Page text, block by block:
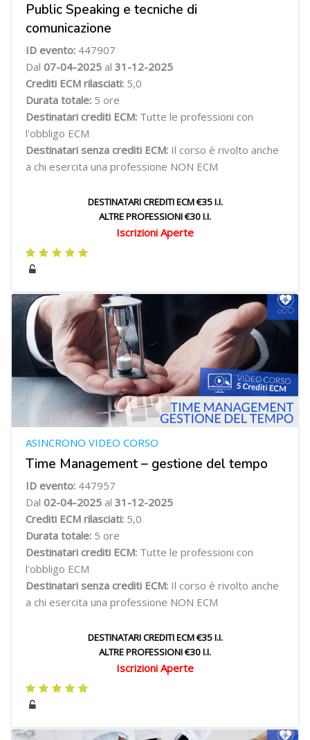
Public Speaking e tecniche di
comunicazione
ID evento: 447907
Dal 07-04-2025 al 31-12-2025
Crediti ECM rilasciati: 5,0
Durata totale: 5 ore
Destinatari crediti ECM: Tutte le professioni con
l'obbligo ECM
Destinatari senza crediti ECM: Il corso è rivolto anche
a chi esercita una professione NON ECM
DESTINATARI CREDITI ECM €35 I.I.
ALTRE PROFESSIONI €30 I.I.
Iscrizioni Aperte
Time Management – gestione del tempo
ASINCRONO VIDEO CORSO
ID evento: 447957
Dal 02-04-2025 al 31-12-2025
Crediti ECM rilasciati: 5,0
Durata totale: 5 ore
Destinatari crediti ECM: Tutte le professioni con
l'obbligo ECM
Destinatari senza crediti ECM: Il corso è rivolto anche
a chi esercita una professione NON ECM
DESTINATARI CREDITI ECM €35 I.I.
ALTRE PROFESSIONI €30 I.I.
Iscrizioni Aperte